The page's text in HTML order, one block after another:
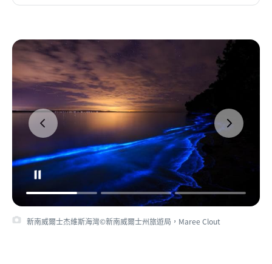
新南威爾士杰維斯海灣©新南威爾士州旅遊局，Maree Clout